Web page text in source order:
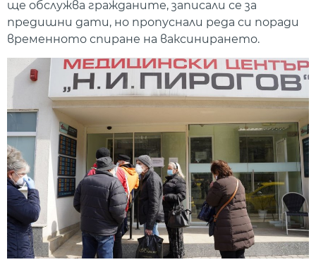
ще обслужва гражданите, записали се за
предишни дати, но пропуснали реда си поради
временното спиране на ваксинирането.